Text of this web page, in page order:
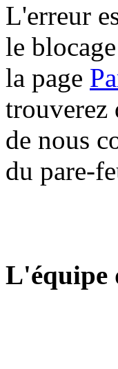
L'erreur
le
la page
trouverez
de nous
du pare-
L'équipe